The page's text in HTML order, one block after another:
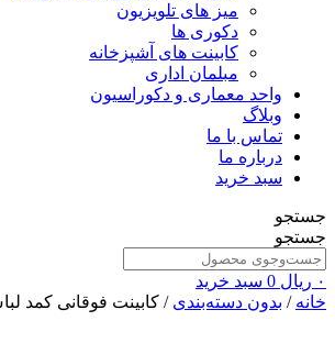
میز های تلویزیون
دکوری ها
کابینت های آشپزخانه
مبلمان اداری
واحد معماری و دکوراسیون
وبلاگ
تماس با ما
درباره ما
سبد خرید
جستجو
جستجو
۰ ریال 0 سبد خرید
خانه / بدون دسته‌بندی / کابینت فوقانی کمد